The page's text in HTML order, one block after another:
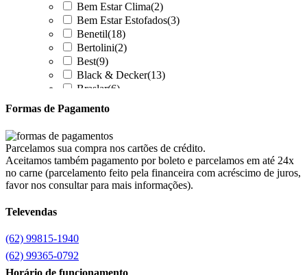
Bem Estar Clima(2)
Bem Estar Estofados(3)
Benetil(18)
Bertolini(2)
Best(9)
Black & Decker(13)
Braslar(6)
Britânia
Cairu(7)
Canaã Moveis (0)
Canaã Móveis(2)
Carioca Móveis(8)
Clarice
clock
Colibri
Formas de Pagamento
Parcelamos sua compra nos cartões de crédito.
Aceitamos também pagamento por boleto e parcelamos em até 24x
no carne (parcelamento feito pela financeira com acréscimo de juros,
favor nos consultar para mais informações).
Televendas
(62) 99815-1940
(62) 99365-0792